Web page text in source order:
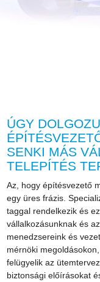
ÚGY
SENKI MÁS
TELEPÍTÉS
Az, hogy építésvezető
egy üres frázis.
taggal rendelkezik és
vállalkozásunknak és
menedzsereink és
mérnöki
felügyelik az
biztonsági előírásokat